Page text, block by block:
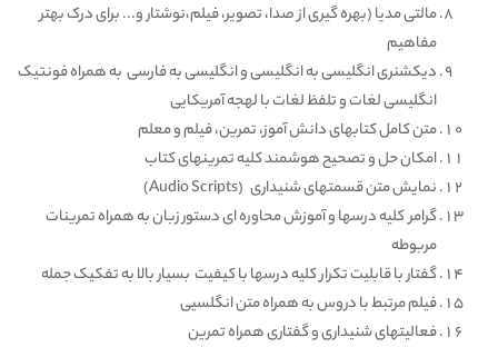
مالتی مدیا (بهره گیری از صدا، تصویر، فیلم،نوشتار و... برای درک بهتر
مفاهیم
دیکشنری انگلیسی به انگلیسی و انگلیسی به فارسی به همراه فونتیک
انگلیسی لغات و تلفظ لغات با لهجه آمریکایی
متن کامل کتابهای دانش آموز، تمرین، فیلم و معلم
امکان حل و تصحیح هوشمند کلیه تمرینهای کتاب
نمایش متن قسمتهای شنیداری (Audio Scripts)
گرامر کلیه درسها و آموزش محاوره ای دستور زبان به همراه تمرینات
مربوطه
گفتار با قابلیت تکرار کلیه درسها با کیفیت بسیار بالا به تفکیک جمله
فیلم مرتبط با دروس به همراه متن انگلسیی
فعالیتهای شنیداری و گفتاری همراه تمرین